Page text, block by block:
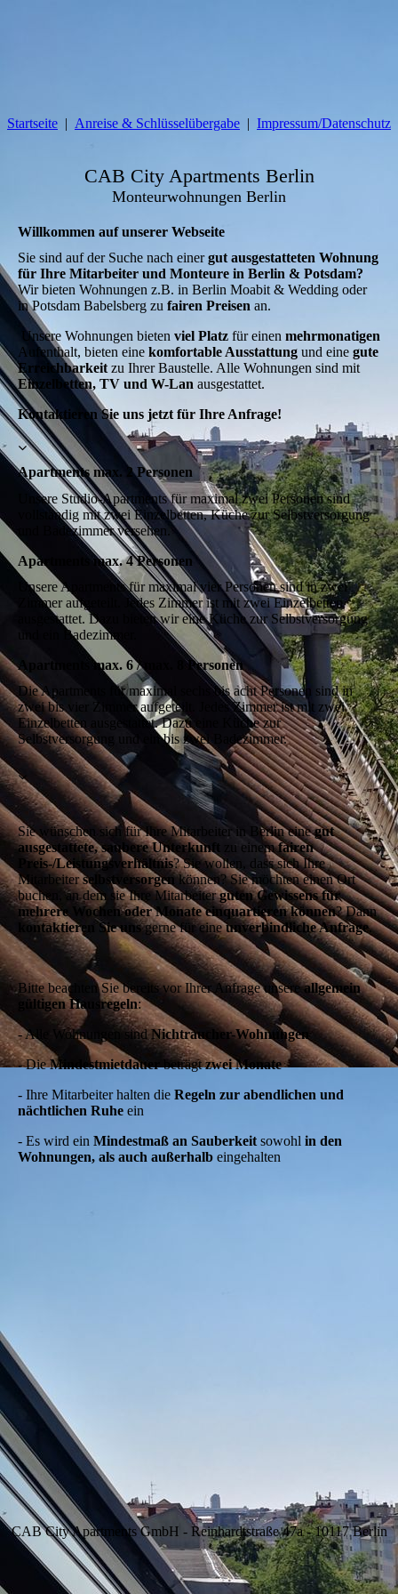
Startseite Anreise & Schlüsselübergabe Impressum/Datenschutz
CAB City Apartments Berlin
Monteurwohnungen Berlin
Willkommen auf unserer Webseite
Sie sind auf der Suche nach einergut ausgestatteten Wohnung
für Ihre Mitarbeiter und Monteure in Berlin & Potsdam?
Wir bieten Wohnungen z.B. in Berlin Moabit & Wedding oder
in Potsdam Babelsberg zu fairen Preisen an.
Unsere Wohnungen bieten viel Platz für einen mehrmonatigen
Aufenthalt, bieten eine komfortable Ausstattung und eine gute
Erreichbarkeit zu Ihrer Baustelle. Alle Wohnungen sind mit
Einzelbetten, TV und W-Lan ausgestattet.
Kontaktieren Sie uns jetzt für Ihre Anfrage!
Apartments max. 2 Personen
Unsere Studio-Apartments für maximal zwei Personen sind
vollständig mit zwei Einzelbetten, Küche zur Selbstversorgung
und Badezimmer versehen.
Apartments max. 4 Personen
Unsere Apartments für maximal vier Personen sind in zwei
Zimmer aufgeteilt. Jedes Zimmer ist mit zwei Einzelbetten
ausgestattet. Dazu bieten wir eine Küche zur Selbstversorgung
und ein Badezimmer.
Apartments max. 6 / max. 8 Personen
Die Apartments für maximal sechs bis acht Personen sind in
zwei bis vier Zimmer aufgeteilt. Jedes Zimmer ist mit zwei
Einzelbetten ausgestattet. Dazu eine Küche zur
Selbstversorgung und ein bis zwei Badezimmer.
Sie wünschen sich für Ihre Mitarbeiter in Berlin einegut
ausgestattete, saubere Unterkunft
zu einemfairen
Preis-/Leistungsverhältnis? Sie wollen, dass sich Ihre
Mitarbeiterselbstversorgenkönnen? Sie möchten einen Ort
buchen, an dem sie Ihre Mitarbeiterguten Gewissens für
mehrere Wochen oder Monate einquartieren können? Dann
kontaktieren Sie unsgerne für eineunverbindliche Anfrage.
Bitte beachten Sie bereits vor Ihrer Anfrage unsereallgemein
gültigen Hausregeln:
- Alle Wohnungen sindNichtraucher-Wohnungen
- DieMindestmietdauerbeträgtzwei Monate
- Ihre Mitarbeiter halten die Regeln zur abendlichen und
nächtlichen Ruhe ein
- Es wird ein Mindestmaß an Sauberkeit sowohl in den
Wohnungen, als auch außerhalb eingehalten
CAB City Apartments GmbH - Reinhardtstraße 47a - 10117 Berlin